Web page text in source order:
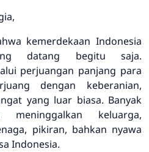
kemerdekaan Indonesia
datang begitu saja.
perjuangan panjang para
dengan keberanian,
yang luar biasa. Banyak
keluarga,
pikiran, bahkan nyawa
Indonesia.